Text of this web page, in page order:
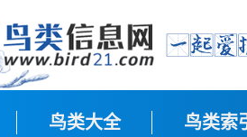
鸟类大全 鸟类索